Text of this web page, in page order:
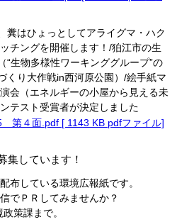
糞はひょっとしてアライグマ・ハク
チングを開催します！/狛江市の生
“生物多様性ワーキンググループ”の
くり大作戦in西河原公園）/絵手紙マ
会（エネルギーの小屋から見える未
テスト受賞者が決定しました
４面.pdf [ 1143 KB pdfファイル]
集しています！
布している環境広報紙です。
でＰＲしてみませんか？
策課まで。